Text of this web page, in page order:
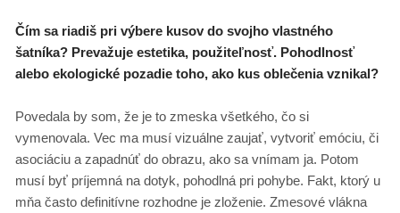
Čím sa riadiš pri výbere kusov do svojho vlastného
šatníka? Prevažuje estetika, použiteľnosť. Pohodlnosť
alebo ekologické pozadie toho, ako kus oblečenia vznikal?
Povedala by som, že je to zmeska všetkého, čo si
vymenovala. Vec ma musí vizuálne zaujať, vytvoriť emóciu, či
asociáciu a zapadnúť do obrazu, ako sa vnímam ja. Potom
musí byť príjemná na dotyk, pohodlná pri pohybe. Fakt, ktorý u
mňa často definitívne rozhodne je zloženie. Zmesové vlákna